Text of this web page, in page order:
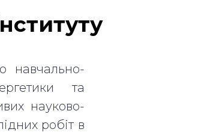
навчально-
та
науково-
робіт в